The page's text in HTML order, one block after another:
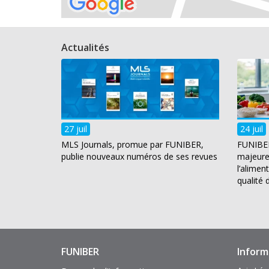
Actualités
27 juil
MLS Journals, promue par FUNIBER,
publie nouveaux numéros de ses revues
24 juil
qualité
Enlaces
FUNIBER
Pie